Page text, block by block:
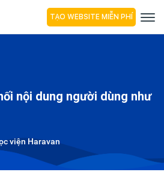
TẠO WEBSITE MIỄN PHÍ
nội dung người dùng như
viện Haravan